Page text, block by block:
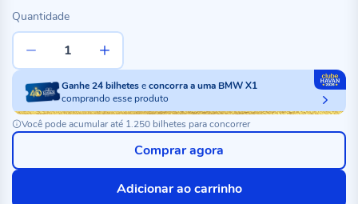
Quantidade
Ganhe24bilheteseconcorra a uma BMW X1
comprando esse produto
Você pode acumular até 1.250 bilhetes para concorrer
Adicionar ao carrinho
Comprar agora